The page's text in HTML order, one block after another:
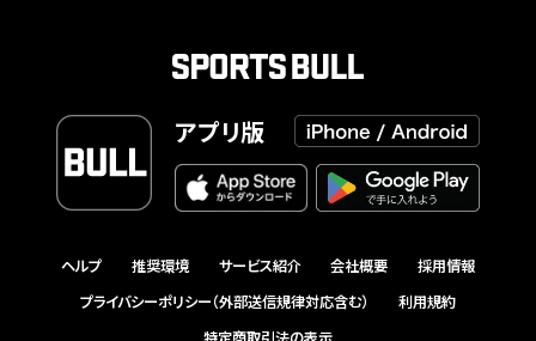
アプリ版
ヘルプ 推奨環境 サービス紹介 会社概要
採用情報
プライバシーポリシー（外部送信規律対応含む）
利用規約